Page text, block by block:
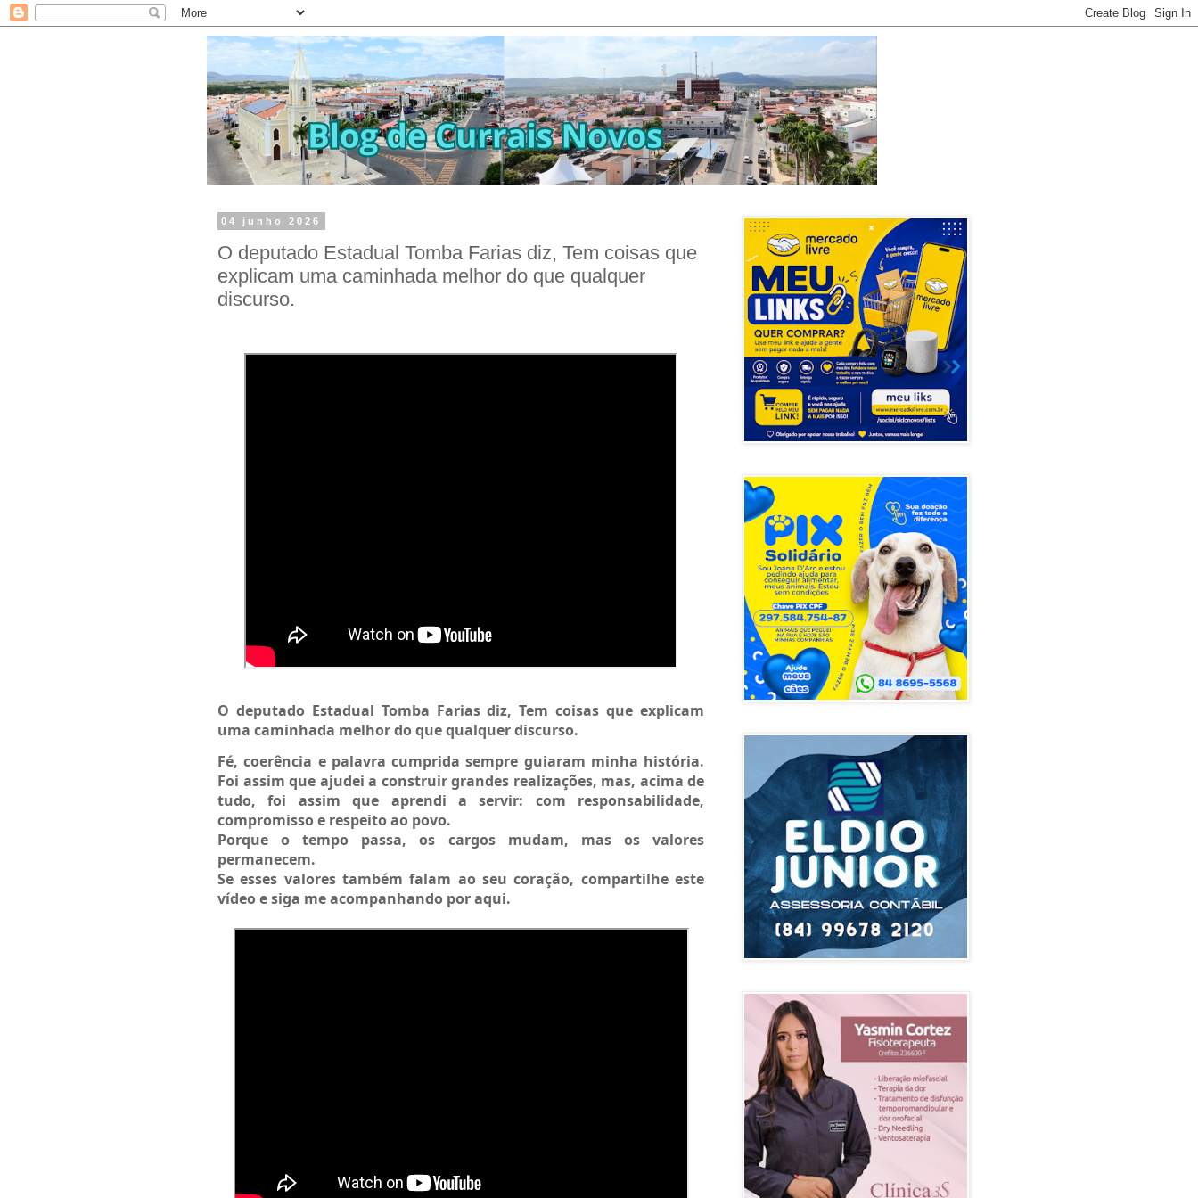
04 junho 2026
O deputado Estadual Tomba Farias diz, Tem coisas que
explicam uma caminhada melhor do que qualquer
discurso.
O deputado Estadual Tomba Farias diz, Tem coisas que explicam
uma caminhada melhor do que qualquer discurso.
Fé, coerência e palavra cumprida sempre guiaram minha história.
Foi assim que ajudei a construir grandes realizações, mas, acima de
tudo, foi assim que aprendi a servir: com responsabilidade,
compromisso e respeito ao povo.
Porque o tempo passa, os cargos mudam, mas os valores
permanecem.
Se esses valores também falam ao seu coração, compartilhe este
vídeo e siga me acompanhando por aqui.